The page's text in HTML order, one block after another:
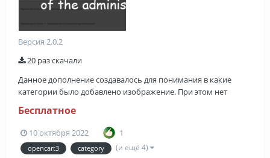
Версия 2.0.2
20 раз скачали
Данное дополнение создавалось для понимания в какие
категории было добавлено изображение. При этом нет
методично переходить по всем категориям, конечно икое
решение рилииет если категорий не много, а если их 100+?
Как усиновить? До...
Бесплатное
10 октября 2022 1
opencart3 category (и ещё 4)